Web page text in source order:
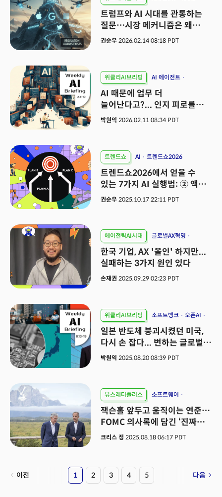
GOOGLE
트럼프와 AI 시대를 관통하는
질문…시장 메커니즘은 왜
이기는가
권순우2026.02.14 08:18 PDT
위클리AI브리핑
AI 에이전트
클로드 코드
앤트로픽
AI 때문에 업무 더
늘어난다고?... 인지 피로를
극복하라
박원익 2026.02.11 08:34 PDT
트렌드쇼 AI 트렌드쇼2026
트렌드쇼2026에서 얻을 수
있는 7가지 AI 실행법: ② 액션
시나리오
권순우 2025.10.17 22:11 PDT
에이전틱AI시대
글로벌AX혁명
이주환
트렌드쇼2026
한국 기업, AX '올인' 하지만...
실패하는 3가지 원인 있다
손재권 2025.09.29 02:23 PDT
위클리AI브리핑 소프트뱅크
오픈AI
인텔
일본 반도체 붕괴시켰던 미국,
다시 손 잡다... 변하는 글로벌
지형도
박원익 2025.08.20 08:39 PDT
뷰스레터플러스
소프트웨어
암호화폐
제조 혁신
잭슨홀 앞두고 움직이는 연준…
FOMC 의사록에 담긴 ‘진짜
신호’는?
크리스 정 2025.08.18 06:17 PDT
이전 1 2 3 4 5 다음